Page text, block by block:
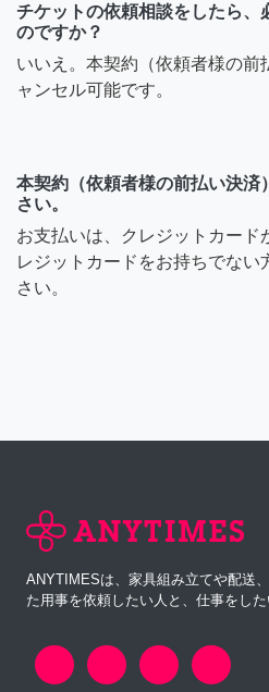
チケットの依頼相談をしたら、
のですか？
いいえ。本契約（依頼者様の前
ャンセル可能です。
本契約（依頼者様の前払い決済
さい。
お支払いは、クレジットカード
レジットカードをお持ちでな
さい。
ANYTIMESは、家具組み立てや配送
た用事を依頼したい人と、仕事をし